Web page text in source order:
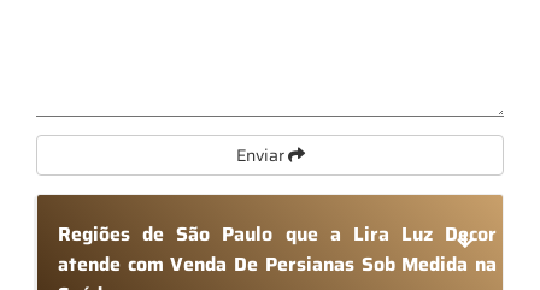
Enviar
Regiões de São Paulo que a Lira Luz Decor
atende com Venda De Persianas Sob Medida na